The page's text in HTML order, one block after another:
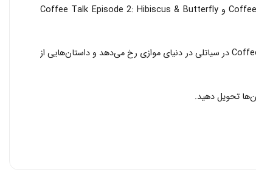
بازی Coffee Talk درباره گوش دادن به مشکلات دیگران و کمک به آن‌ها با سرو یک لیوان نوشیدنی گرم است. این مجموعه شامل دو بازی Coffee Talk و Coffee Talk Episode 2: Hibiscus & Butterfly
در این بازی، کاراکترهای مختلفی که به کافه شما سر می‌زنند، دارای مشکلاتی کاملا قابل درک هستند، هر چند که مشتریان شما انسان نیستند. بازی Coffee Talk در سیاتلی در دنیای موازی رخ می‌دهد و داستان‌هایی از
تحویل دهید.